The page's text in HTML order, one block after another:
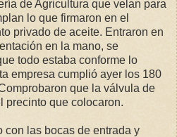
de Agricultura que velan para
lo que firmaron en el
privado de aceite. Entraron en
en la mano, se
todo estaba conforme lo
empresa cumplió ayer los 180
que la válvula de
precinto que colocaron.
con las bocas de entrada y